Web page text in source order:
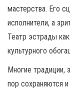
мастерства. Его
исполнители, а
Театр эстрады
культурного
Многие традиции,
пор сохраняются